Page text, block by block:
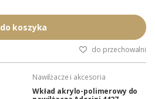
pojemniku wahała się w granicach
67%. Opakowanie zawiera
Pillows (torebka z kryształkami +
na 15 do 25 cygar.
Wymiary (pojedynczej torebki):...
do koszyka
do przechowalni
Nawilżacze i akcesoria
Wkład akrylo-polimerowy do